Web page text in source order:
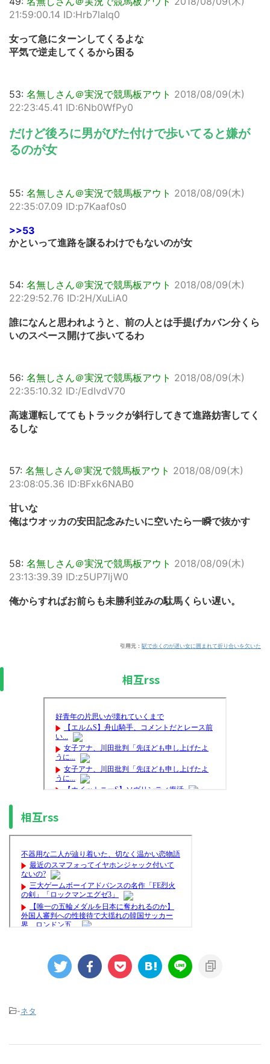
21:59:00.14 ID:Hrb7laIq0
女って急にターンしてくるよな
平気で逆走してくるから困る
53: 名無しさん＠実況で競馬板アウト 2018/08/09(木)
22:23:45.41 ID:6Nb0WfPy0
だけど後ろに男がびた付けで歩いてると嫌が
るのが女
55: 名無しさん＠実況で競馬板アウト 2018/08/09(木)
22:35:07.09 ID:p7Kaaf0s0
>>53
かといって進路を譲るわけでもないのが女
54: 名無しさん＠実況で競馬板アウト 2018/08/09(木)
22:29:52.76 ID:2H/XuLiA0
誰になんと思われようと、前の人とは手提げカバン分くら
いのスペース開けて歩いてるわ
56: 名無しさん＠実況で競馬板アウト 2018/08/09(木)
22:35:10.32 ID:/EdIvdV70
高速運転しててもトラックが斜行してきて進路妨害してく
るしな
57: 名無しさん＠実況で競馬板アウト 2018/08/09(木)
23:08:05.36 ID:BFxk6NAB0
甘いな
俺はウオッカの安田記念みたいに空いたら一瞬で抜かす
58: 名無しさん＠実況で競馬板アウト 2018/08/09(木)
23:13:39.39 ID:z5UP7ljW0
俺からすればお前らも未勝利並みの駄馬くらい遅い。
引用元： 駅で歩くのが遅い女に囲まれて折り合いを欠いた
相互rss
相互rss
-ネタ